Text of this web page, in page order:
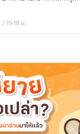
19:18 น.